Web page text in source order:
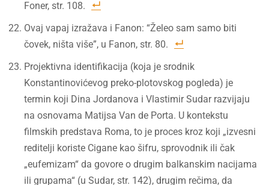
Foner, str. 108.
Ovaj vapaj izražava i Fanon: “Želeo sam samo biti
čovek, ništa više”, u Fanon, str. 80.
Projektivna identifikacija (koja je srodnik
Konstantinovićevog preko-plotovskog pogleda) je
termin koji Dina Jordanova i Vlastimir Sudar razvijaju
na osnovama Matijsa Van de Porta. U kontekstu
filmskih predstava Roma, to je proces kroz koji „izvesni
reditelji koriste Cigane kao šifru, sprovodnik ili čak
„eufemizam“ da govore o drugim balkanskim nacijama
ili grupama“ (u Sudar, str. 142), drugim rečima, da